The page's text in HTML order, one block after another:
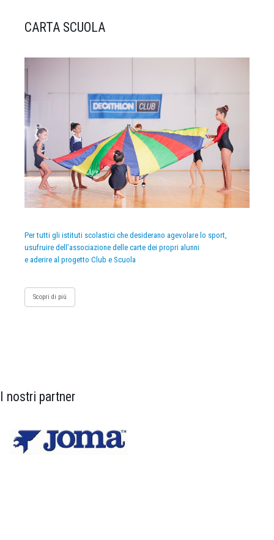
CARTA SCUOLA
Per tutti gli istituti scolastici che desiderano agevolare lo sport,
usufruire dell’associazione delle carte dei propri alunni
e aderire al progetto Club e Scuola
Scopri di più
I nostri partner